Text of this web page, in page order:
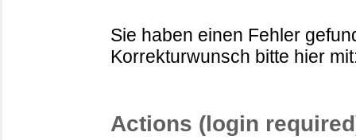
Sie haben einen Fehler
Korrekturwunsch bitte hier
Actions (login